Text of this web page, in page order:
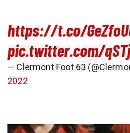
https://t.co/
pic.twitter.com/
— Clermont Foot 63
2022